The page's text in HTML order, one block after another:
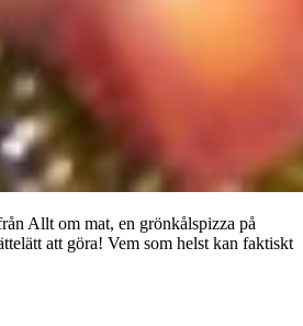
Allt om mat, en grönkålspizza på
att göra! Vem som helst kan faktiskt